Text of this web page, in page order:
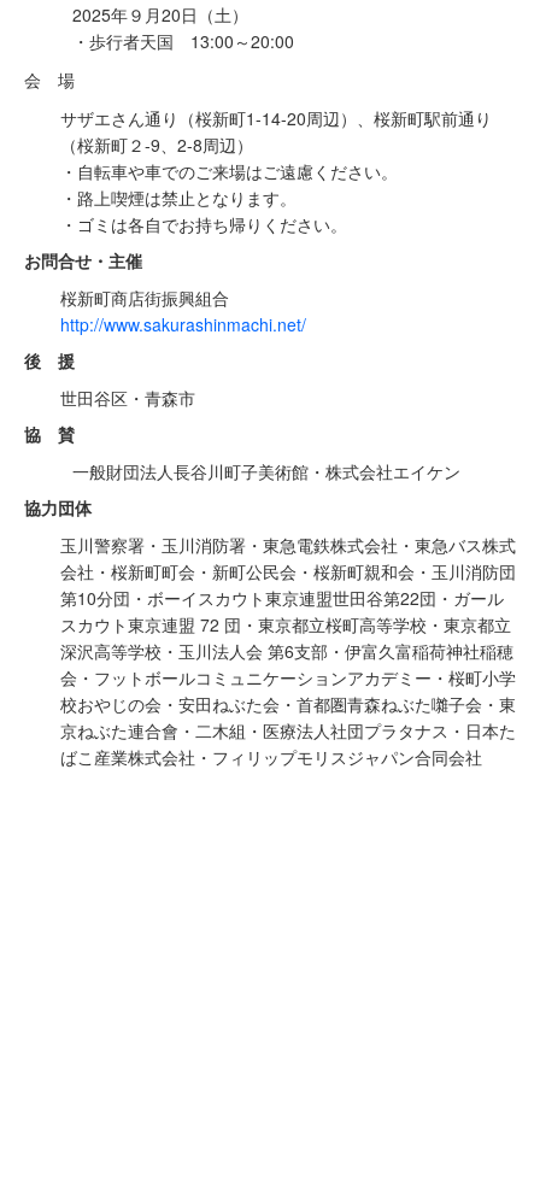
2025年９月20日（土）
・歩行者天国 13:00～20:00
会 場
サザエさん通り（桜新町1-14-20周辺）、桜新町駅前通り
（桜新町２-9、2-8周辺）
・自転車や車でのご来場はご遠慮ください。
・路上喫煙は禁止となります。
・ゴミは各自でお持ち帰りください。
お問合せ・主催
桜新町商店街振興組合
http://www.sakurashinmachi.net/
後 援
世田谷区・青森市
協 賛
一般財団法人長谷川町子美術館・株式会社エイケン
協力団体
玉川警察署・玉川消防署・東急電鉄株式会社・東急バス株式
会社・桜新町町会・新町公民会・桜新町親和会・玉川消防団
第10分団・ボーイスカウト東京連盟世田谷第22団・ガール
スカウト東京連盟 72 団・東京都立桜町高等学校・東京都立
深沢高等学校・玉川法人会 第6支部・伊富久富稲荷神社稲穂
会・フットボールコミュニケーションアカデミー・桜町小学
校おやじの会・安田ねぶた会・首都圏青森ねぶた囃子会・東
京ねぶた連合會・二木組・医療法人社団プラタナス・日本た
ばこ産業株式会社・フィリップモリスジャパン合同会社